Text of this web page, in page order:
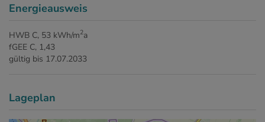
Energieausweis
HWB C, 53 kWh/m2a
fGEE C, 1,43
gültig bis 17.07.2033
Lageplan